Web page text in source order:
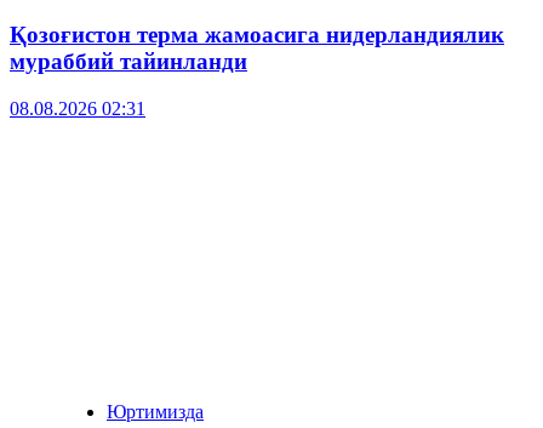
Қозоғистон терма жамоасига нидерландиялик
мураббий тайинланди
08.08.2026 02:31
Юртимизда